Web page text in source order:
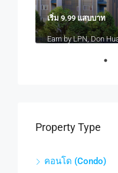
เริ่ม 9.99 แสบบาท
Earn by LPN, Don
Property Type
คอนโด (Condo)